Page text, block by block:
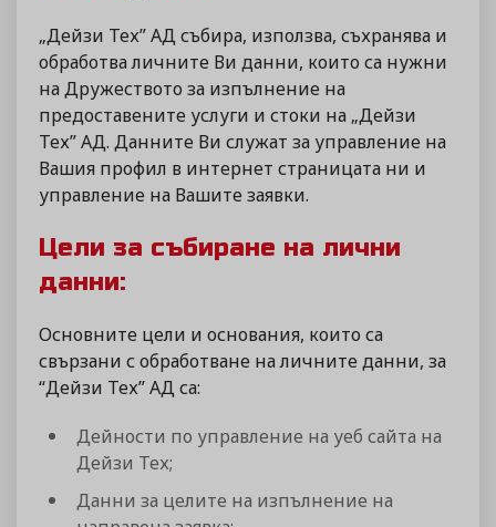
„Дейзи Тех” АД събира, използва, съхранява и
обработва личните Ви данни, които са нужни
на Дружеството за изпълнение на
предоставените услуги и стоки на „Дейзи
Тех” АД. Данните Ви служат за управление на
Вашия профил в интернет страницата ни и
управление на Вашите заявки.
Цели за събиране на лични
данни:
Основните цели и основания, които са
свързани с обработване на личните данни, за
“Дейзи Тех” АД са:
Дейности по управление на уеб сайта на
Дейзи Тех;
Данни за целите на изпълнение на